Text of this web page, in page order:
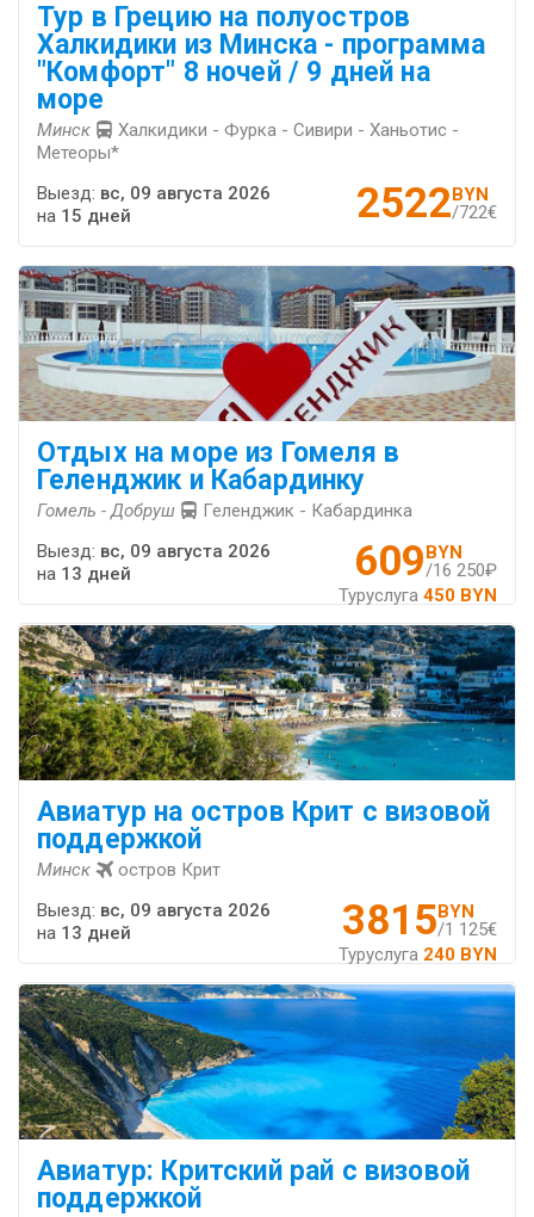
Тур в Грецию на полуостров
Халкидики из Минска - программа
"Комфорт" 8 ночей / 9 дней на
море
Минск
Халкидики - Фурка - Сивири - Ханьотис -
Метеоры*
2522BYN
/722€
Выезд: вс, 09 августа 2026
на 15 дней
Отдых на море из Гомеля в
Геленджик и Кабардинку
Гомель - Добруш Геленджик - Кабардинка
609BYN
/16 250₽
Туруслуга 450 BYN
Выезд: вс, 09 августа 2026
на 13 дней
Авиатур на остров Крит с визовой
поддержкой
Минск остров Крит
3815BYN
/1 125€
Туруслуга 240 BYN
Выезд: вс, 09 августа 2026
на 13 дней
Авиатур: Критский рай с визовой
поддержкой